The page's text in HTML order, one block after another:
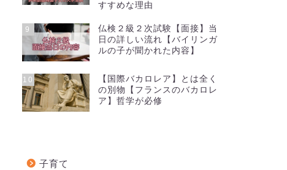
すすめな理由
9
仏検２級２次試験【面接】当
日の詳しい流れ【バイリンガ
ルの子が聞かれた内容】
10
【国際バカロレア】とは全く
の別物【フランスのバカロレ
ア】哲学が必修
子育て